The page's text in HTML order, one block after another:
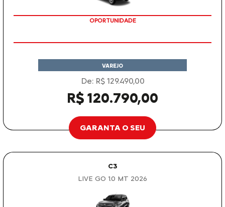
OPORTUNIDADE
VAREJO
De: R$ 129.490,00
R$ 120.790,00
GARANTA O SEU
C3
LIVE GO 1.0 MT 2026